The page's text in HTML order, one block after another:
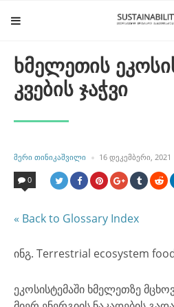
ხმელეთის
კვების ჯაჭვი
POSTED
BY
ᲛᲔᲠᲘ ᲗᲘᲜᲘᲙᲐᲨᲕᲘᲚᲘ 16 ᲓᲔᲙᲔᲛᲑᲔᲠᲘ, 2021
0
« Back to Glossary Index
ინგ. Terrestrial ecosystem
ეკოსისტემაში ხმელეთზე